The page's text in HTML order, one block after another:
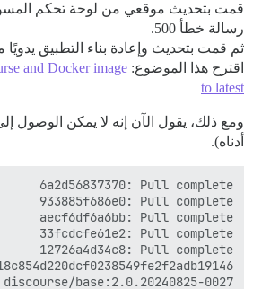
قمت بتحديث موقعي من لوحة تحكم
رسالة خطأ 500.
ثم قمت بتحديث وإعادة بناء التطبيق
اقترح هذا الموضوع: and Docker image
to latest
ومع ذلك، يقول الآن إنه لا يمكن الوصول
أدناه).